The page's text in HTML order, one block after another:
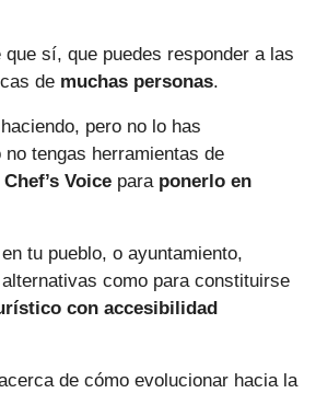
sí, que puedes responder a las
de muchas personas.
pero no lo has
tengas herramientas de
Chef’s Voice para ponerlo en
tu pueblo, o ayuntamiento,
como para constituirse
con accesibilidad
de cómo evolucionar hacia la